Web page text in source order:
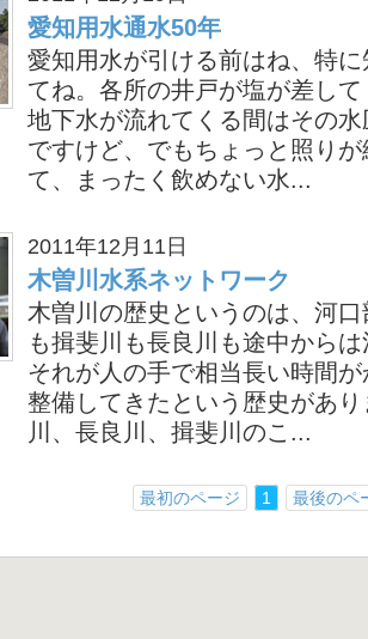
愛知用水通水50年
愛知用水が引ける前はね、特
てね。各所の井戸が塩が差し
地下水が流れてくる間はその
ですけど、でもちょっと照り
て、まったく飲めない水...
2011年12月11日
木曽川水系ネットワーク
木曽川の歴史というのは、河
も揖斐川も長良川も途中から
それが人の手で相当長い時間
整備してきたという歴史があ
川、長良川、揖斐川のこ...
最初のページ 1 最後のペ